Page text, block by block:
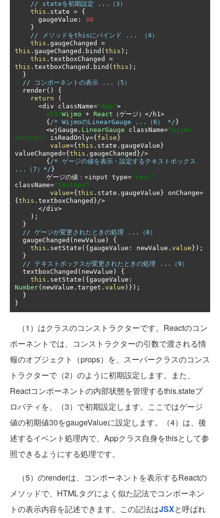
// stateを初期設定 ...（3）
this . state = {
      gaugeValue
:
30
}
// メソッドをthisにバインド ... （4）
this . gaugeChanged =
this . gaugeChanged . bind (this );
this . textboxChanged =
this . textboxChanged . bind (this );
}
// コンポーネントの表示 ...（5）
  render
()
{
return
(
<div className="App">
<h1>Wijmo + React （ゲージ）</ h1 >
{ /* WijmoのLinearGauge ...（6） */}
<wjGauge . LinearGauge className="wijmo-
control"
isReadOnly={false}
value={this . state . gaugeValue}
valueChanged={this . gaugeChanged }/>
{ /* ゲージの値を表示・設定するテキストボックス
...（7）*/}
ゲージの値：<input type="text"
className="textbox"
value={this . state . gaugeValue} onChange=
{this . textboxChanged }/>
</div>
);
}
// ゲージが変更されたときの処理 ...（8）
  gaugeChanged
( newValue )
{
this . setState ({gaugeValue : newValue . value});
}
// テキストボックスが変更されたときの処理 ...（9）
  textboxChanged
( newValue )
{
this . setState ({gaugeValue :
Number( newValue . target . value )});
}
}
（1）はクラスのコンストラクターです。Reactのコン
ポーネントでは、コンストラクターの引数で渡される情
報のオブジェクト（props）を、スーパークラスのコンス
トラクターで（2）のように初期設定します。また、
Reactコンポーネントの内部状態を管理するthis.stateプ
ロパティを、（3）で初期設定します。ここではゲージ
値の初期値30をgaugeValueに設定します。（4）は、後
述するイベント処理内で、Appクラス自身をthisとして参
照できるようにする処理です。
（5）のrenderは、コンポーネントを表示するReactの
メソッドで、HTMLタグによく似た記法でコンポーネン
トの表示内容を記述できます。この記法はJSXと呼ばれ